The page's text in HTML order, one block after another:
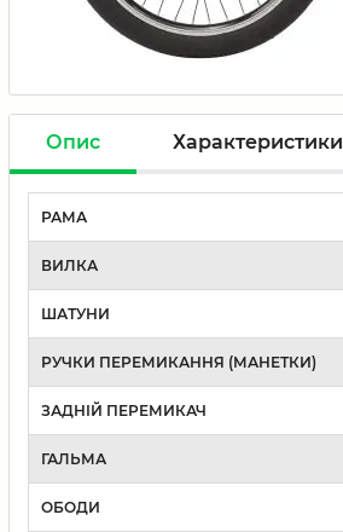
Опис Характеристики
РАМА
ВИЛКА
ШАТУНИ
РУЧКИ ПЕРЕМИКАННЯ (МАНЕТКИ)
ЗАДНІЙ ПЕРЕМИКАЧ
ГАЛЬМА
ОБОДИ